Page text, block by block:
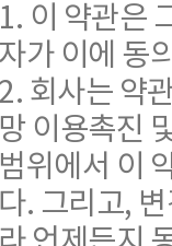
1. 이 약관은
자가 이에 동
2. 회사는 약
망 이용촉진
범위에서 이
다. 그리고,